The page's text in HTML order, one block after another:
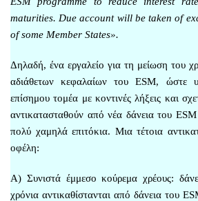
maturities. Due account will be taken of
of some Member States».
Δηλαδή, ένα εργαλείο για τη μείωση του
αδιάθετων κεφαλαίων του ESM, ώστε
επίσημου τομέα με κοντινές λήξεις και
αντικατασταθούν από νέα δάνεια του ESM
πολύ χαμηλά επιτόκια. Μια τέτοια
οφέλη:
Α) Συνιστά έμμεσο κούρεμα χρέους:
χρόνια αντικαθίστανται από δάνεια του